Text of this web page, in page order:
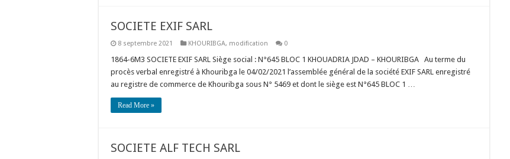
SOCIETE EXIF SARL
8 septembre 2021 KHOURIBGA, modification 0
1864-6M3 SOCIETE EXIF SARL Siège social : N°645 BLOC 1 KHOUADRIA JDAD – KHOURIBGA Au terme du
procès verbal enregistré à Khouribga le 04/02/2021 l’assemblée général de la société EXIF SARL enregistré
au registre de commerce de Khouribga sous N° 5469 et dont le siège est N°645 BLOC 1 …
Read More »
SOCIETE ALF TECH SARL